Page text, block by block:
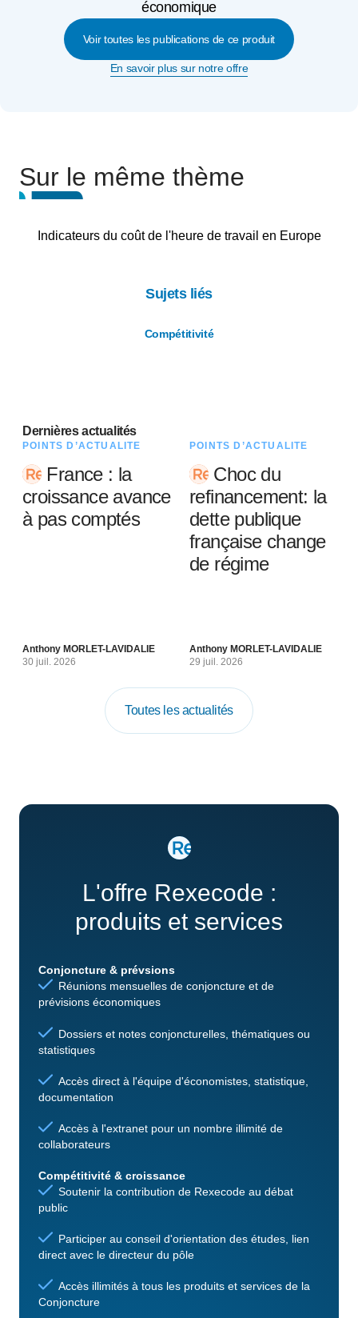
économique
Voir toutes les publications de ce produit
En savoir plus sur notre offre
Sur le même thème
Indicateurs du coût de l'heure de travail en Europe
Sujets liés
Compétitivité
Dernières actualités
POINTS D’ACTUALITÉ
France : la
croissance avance
à pas comptés
Anthony MORLET-LAVIDALIE
30 juil. 2026
POINTS D’ACTUALITÉ
Choc du
refinancement: la
dette publique
française change
de régime
Anthony MORLET-LAVIDALIE
29 juil. 2026
Toutes les actualités
L'offre Rexecode :
produits et services
Conjoncture & prévsions
Réunions mensuelles de conjoncture et de
prévisions économiques
Dossiers et notes conjoncturelles, thématiques ou
statistiques
Accès direct à l'équipe d'économistes, statistique,
documentation
Accès à l'extranet pour un nombre illimité de
collaborateurs
Compétitivité & croissance
Soutenir la contribution de Rexecode au débat
public
Participer au conseil d'orientation des études, lien
direct avec le directeur du pôle
Accès illimités à tous les produits et services de la
Conjoncture